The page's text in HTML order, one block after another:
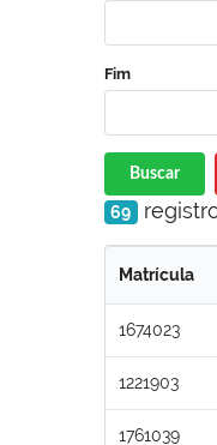
Fim
Buscar
69
Matrícula
1674023
1221903
1761039